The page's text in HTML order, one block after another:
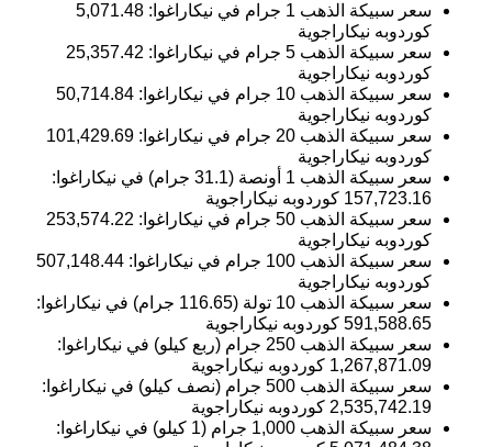
سعر سبيكة الذهب 5 جرام في نيكاراغوا:
25,357.42
كوردوبه نيكاراجوية
سعر سبيكة الذهب 10 جرام في نيكاراغوا:
50,714.84
كوردوبه نيكاراجوية
سعر سبيكة الذهب 20 جرام في نيكاراغوا:
101,429.69
كوردوبه نيكاراجوية
سعر سبيكة الذهب 1 أونصة (31.1 جرام) في نيكاراغوا:
157,723.16كوردوبه نيكاراجوية
سعر سبيكة الذهب 50 جرام في نيكاراغوا:
253,574.22
كوردوبه نيكاراجوية
سعر سبيكة الذهب 100 جرام في نيكاراغوا:
507,148.44
كوردوبه نيكاراجوية
سعر سبيكة الذهب 10 تولة (116.65 جرام) في نيكاراغوا:
591,588.65كوردوبه نيكاراجوية
سعر سبيكة الذهب 250 جرام (ربع كيلو) في نيكاراغوا:
1,267,871.09كوردوبه نيكاراجوية
سعر سبيكة الذهب 500 جرام (نصف كيلو) في نيكاراغوا:
2,535,742.19 كوردوبه نيكاراجوية
سعر سبيكة الذهب 1,000 جرام (1 كيلو) في نيكاراغوا:
5,071,484.38 كوردوبه نيكاراجوية